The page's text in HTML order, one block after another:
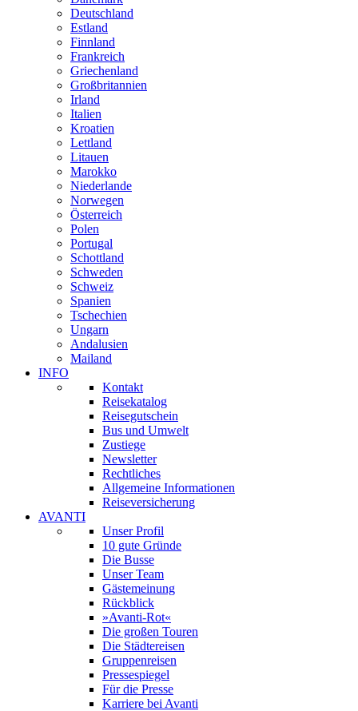
Deutschland
Estland
Finnland
Frankreich
Griechenland
Großbritannien
Irland
Italien
Kroatien
Lettland
Litauen
Marokko
Niederlande
Norwegen
Österreich
Polen
Portugal
Schottland
Schweden
Schweiz
Spanien
Tschechien
Ungarn
Andalusien
Mailand
INFO
Kontakt
Reisekatalog
Reisegutschein
Bus und Umwelt
Zustiege
Newsletter
Rechtliches
Allgemeine Informationen
Reiseversicherung
AVANTI
Unser Profil
10 gute Gründe
Die Busse
Unser Team
Gästemeinung
Rückblick
»Avanti-Rot«
Die großen Touren
Die Städtereisen
Gruppenreisen
Pressespiegel
Für die Presse
Karriere bei Avanti